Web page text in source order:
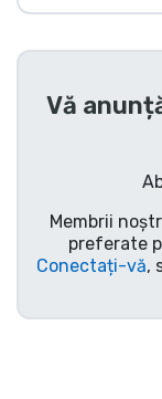
Vă
Membrii
preferate
Conectați-vă,
Sortare
Tipuri de
Mărci